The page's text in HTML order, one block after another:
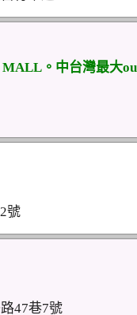
MALL。中台灣最大
號
47巷7號